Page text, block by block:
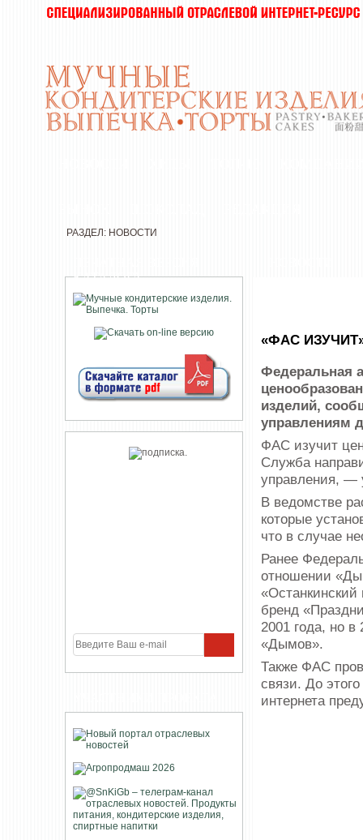
КАТАЛОГА
РАЗДЕЛ: НОВОСТИ
«ФАС
Федеральная
изделий,
управлениям
ФАС изучит
Служба
управления, —
В ведомстве
которые
что в случае
Ранее
отношении
бренд
2001 года, но в
«Дымов».
Также ФАС
связи. До
интернета